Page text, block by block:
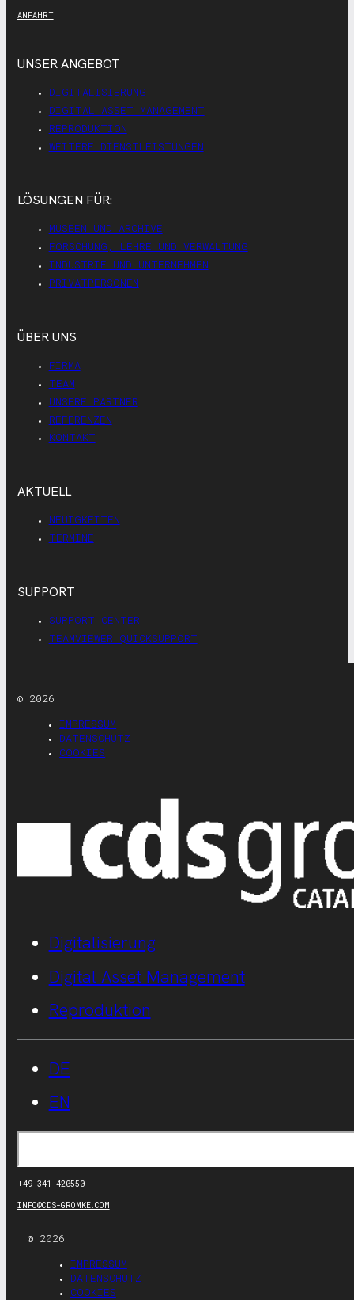
ANFAHRT
UNSER ANGEBOT
DIGITALISIERUNG
DIGITAL ASSET MANAGEMENT
REPRODUKTION
WEITERE DIENSTLEISTUNGEN
LÖSUNGEN FÜR:
MUSEEN UND ARCHIVE
FORSCHUNG, LEHRE UND VERWALTUNG
INDUSTRIE UND UNTERNEHMEN
PRIVATPERSONEN
ÜBER UNS
FIRMA
TEAM
UNSERE PARTNER
REFERENZEN
KONTAKT
AKTUELL
NEUIGKEITEN
TERMINE
SUPPORT
SUPPORT CENTER
TEAMVIEWER QUICKSUPPORT
© 2026
IMPRESSUM
DATENSCHUTZ
COOKIES
Digitalisierung
Digital Asset Management
Reproduktion
DE
EN
Suchen
+49 341 420550
INFO@CDS-GROMKE.COM
© 2026
IMPRESSUM
DATENSCHUTZ
COOKIES